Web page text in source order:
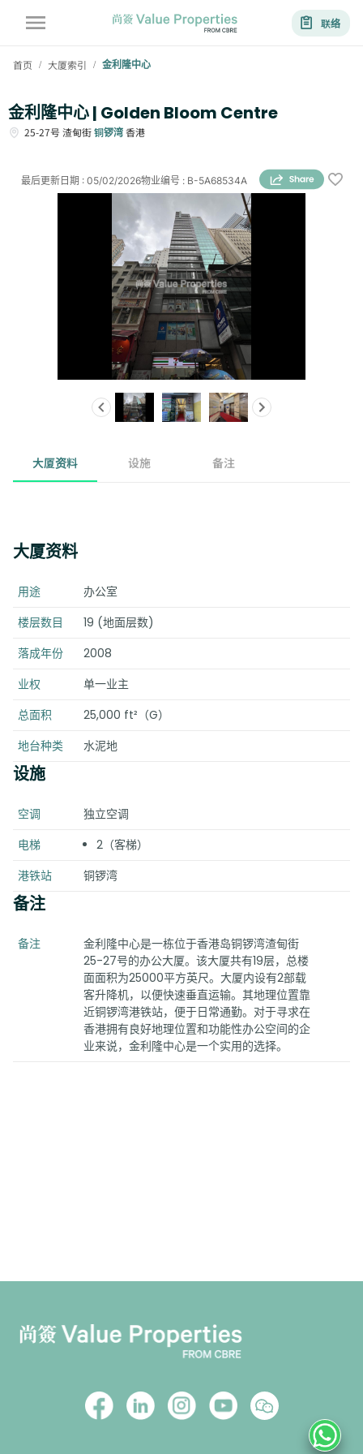
联络
首页 / 大厦索引 / 金利隆中心
金利隆中心 | Golden Bloom Centre
25-27号 渣甸街铜锣湾香港
物业编号 : B-5A68534A
最后更新日期 : 05/02/2026
大厦资料 设施 备注
大厦资料
用途
办公室
楼层数目
19 (地面层数)
落成年份
2008
业权
单一业主
总面积
25,000 ft²（G）
地台种类
水泥地
设施
空调
独立空调
电梯
2（客梯）
港铁站
铜锣湾
备注
备注
金利隆中心是一栋位于香港岛铜锣湾渣甸街
25-27号的办公大厦。该大厦共有19层，总楼
面面积为25000平方英尺。大厦内设有2部载
客升降机，以便快速垂直运输。其地理位置靠
近铜锣湾港铁站，便于日常通勤。对于寻求在
香港拥有良好地理位置和功能性办公空间的企
业来说，金利隆中心是一个实用的选择。